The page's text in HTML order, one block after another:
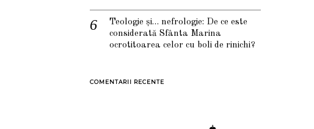
Teologie și… nefrologie: De ce este
considerată Sfânta Marina
ocrotitoarea celor cu boli de rinichi?
COMENTARII RECENTE